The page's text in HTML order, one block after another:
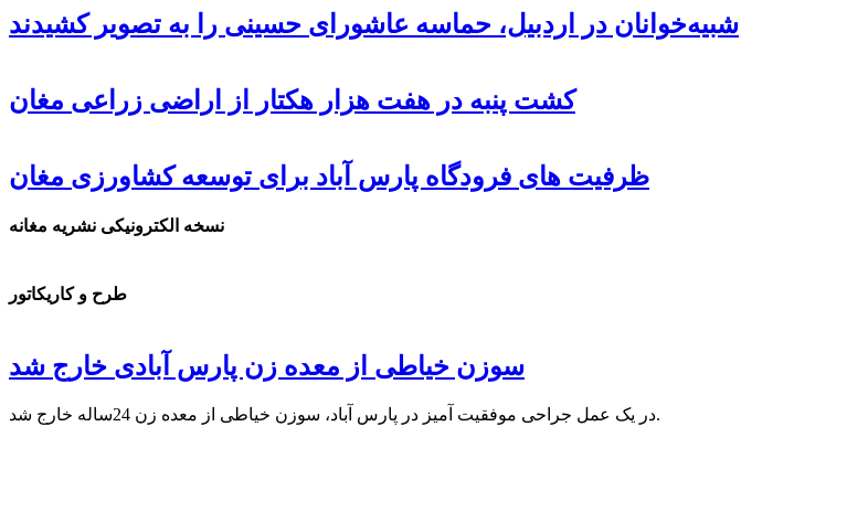
شبیه‌خوانان در اردبیل، حماسه عاشورای حسینی را به تصویر کشیدند
کشت پنبه در هفت هزار هکتار از اراضی زراعی مغان
ظرفیت های فرودگاه پارس آباد برای توسعه کشاورزی مغان
نسخه الکترونیکی نشریه مغانه
طرح و کاریکاتور
سوزن خیاطی از معده زن پارس آبادی خارج شد
در یک عمل جراحی موفقیت آمیز در پارس آباد، سوزن خیاطی از معده زن 24ساله خارج شد.